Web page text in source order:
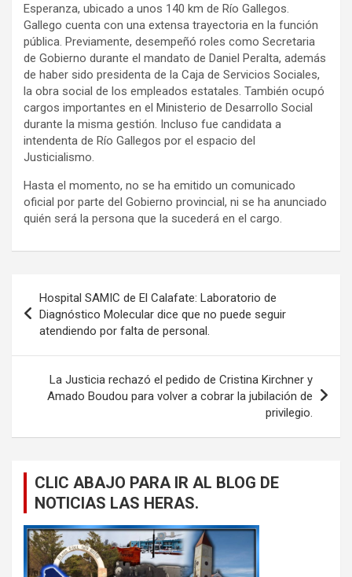
Esperanza, ubicado a unos 140 km de Río Gallegos.
Gallego cuenta con una extensa trayectoria en la función
pública. Previamente, desempeñó roles como Secretaria
de Gobierno durante el mandato de Daniel Peralta, además
de haber sido presidenta de la Caja de Servicios Sociales,
la obra social de los empleados estatales. También ocupó
cargos importantes en el Ministerio de Desarrollo Social
durante la misma gestión. Incluso fue candidata a
intendenta de Río Gallegos por el espacio del
Justicialismo.
Hasta el momento, no se ha emitido un comunicado
oficial por parte del Gobierno provincial, ni se ha anunciado
quién será la persona que la sucederá en el cargo.
de
entradas
Hospital SAMIC de El Calafate: Laboratorio de
Diagnóstico Molecular dice que no puede seguir
atendiendo por falta de personal.
La Justicia rechazó el pedido de Cristina Kirchner y
Amado Boudou para volver a cobrar la jubilación de
privilegio.
CLIC ABAJO PARA IR AL BLOG DE
NOTICIAS LAS HERAS.